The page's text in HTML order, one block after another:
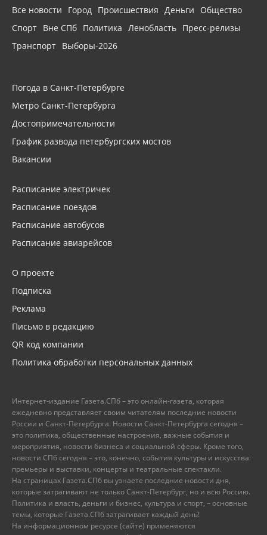
Все новости Город Происшествия Деньги
Общество
Спорт Вне СПб Политика Ленобласть Пресс-релизы
Транспорт Выборы-2026
Погода в Санкт-Петербурге
Метро Санкт-Петербурга
Достопримечательности
График развода петербургских мостов
Вакансии
Расписание электричек
Расписание поездов
Расписание автобусов
Расписание авиарейсов
О проекте
Подписка
Реклама
Письмо в редакцию
QR код компании
Политика обработки персональных данных
Интернет-издание Газета.СПб – это онлайн-газета, которая
ежедневно представляет своим читателям последние новости
России и Санкт-Петербурга. Новости Санкт-Петербурга сегодня –
это политика, общественные настроения, важные события и
мероприятия, новости бизнеса и социальной сферы. Кроме того,
новости СПб сегодня – это, конечно, события культуры и искусства:
премьеры и выставки, концерты и театральные спектакли.
На страницах Газета.СПб вы узнаете последние новости дня,
которые затрагивают не только Санкт-Петербург, но и всю Россию.
Политика и власть, деньги и бизнес, культура и спорт, – основные
темы, которые Газета.СПб затрагивает каждый день!
На информационном ресурсе (сайте) применяются